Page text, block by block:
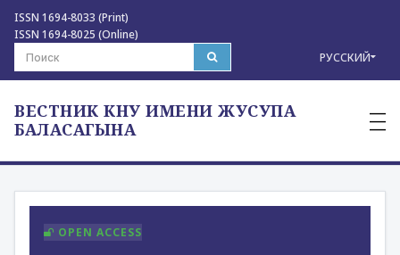
ISSN 1694-8033 (Print)
ISSN 1694-8025 (Online)
РУССКИЙ
ВЕСТНИК КНУ ИМЕНИ ЖУСУПА
БАЛАСАГЫНА
—
—
—
OPEN ACCESS